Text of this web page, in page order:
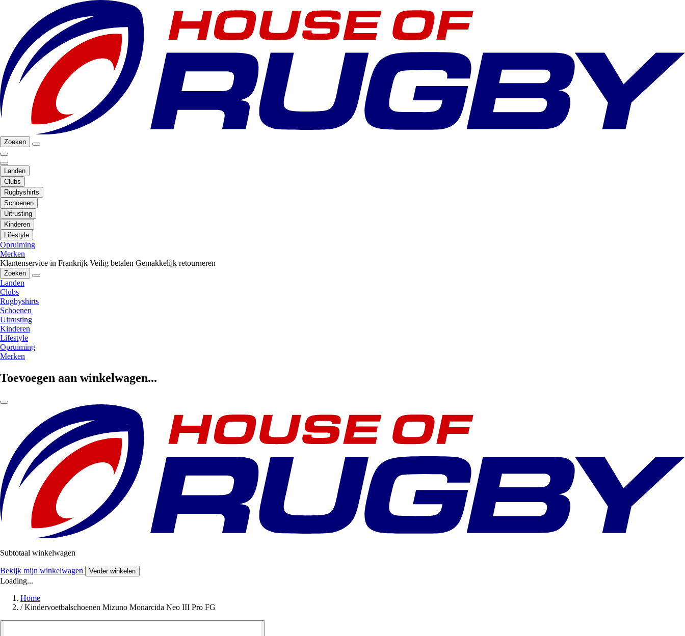
Zoeken
Landen
Clubs
Rugbyshirts
Schoenen
Uitrusting
Kinderen
Lifestyle
Opruiming
Merken
Klantenservice in Frankrijk Veilig betalen Gemakkelijk retourneren
Zoeken
Landen
Clubs
Rugbyshirts
Schoenen
Uitrusting
Kinderen
Lifestyle
Opruiming
Merken
Toevoegen aan winkelwagen...
Subtotaal winkelwagen
Bekijk mijn winkelwagen Verder winkelen
Loading...
Home
/ Kindervoetbalschoenen Mizuno Monarcida Neo III Pro FG